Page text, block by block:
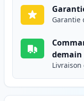
Garantie
demain